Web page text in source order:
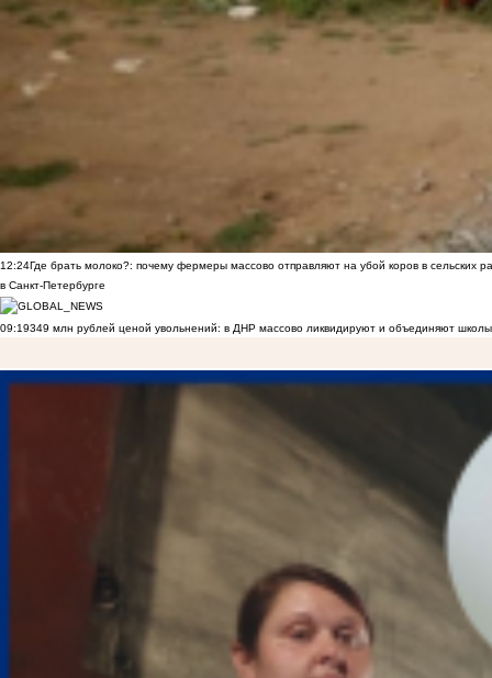
12:24Где брать молоко?: почему фермеры массово отправляют на убой коров в сельских
в Санкт-Петербурге
09:19349 млн рублей ценой увольнений: в ДНР массово ликвидируют и объединяют